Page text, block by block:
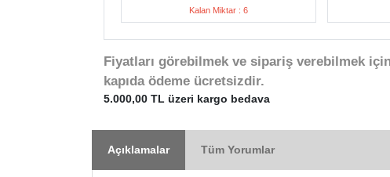
Kalan Miktar : 6
Fiyatları görebilmek ve sipariş verebilmek
kapıda ödeme ücretsizdir.
5.000,00 TL üzeri kargo bedava
Açıklamalar Tüm Yorumlar